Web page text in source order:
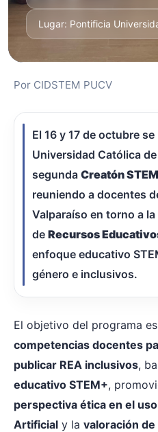
Lugar: Pontificia
Por CIDSTEM PUCV
El 16 y 17 de octubre
Universidad Católica
segunda Creatón
reuniendo a docentes
Valparaíso en torno a
de Recursos
enfoque educativo
género e inclusivos.
El objetivo del programa es
competencias docentes
publicar REA inclusivos,
educativo STEM+,
perspectiva ética en el
Artificial y la valoración